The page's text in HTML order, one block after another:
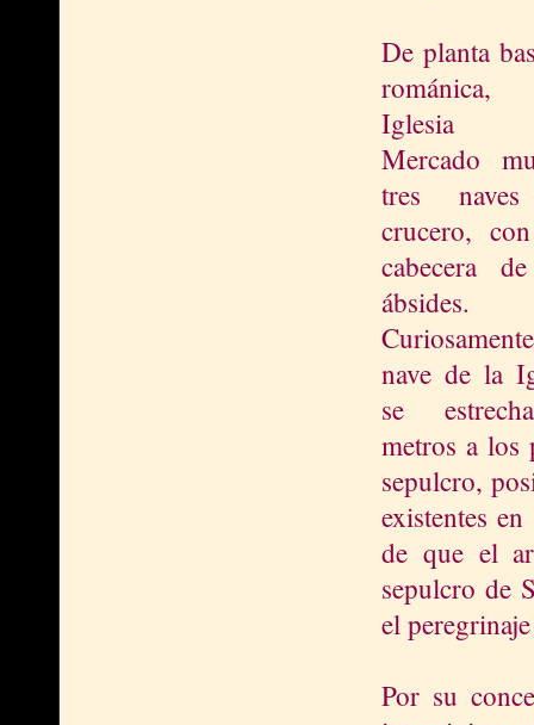
De planta
Iglesia
Mercado
tres
crucero,
cabecera
ábsides.
nave de la
se
metros a los
sepulcro,
existentes
de que el
sepulcro de
el
Por su